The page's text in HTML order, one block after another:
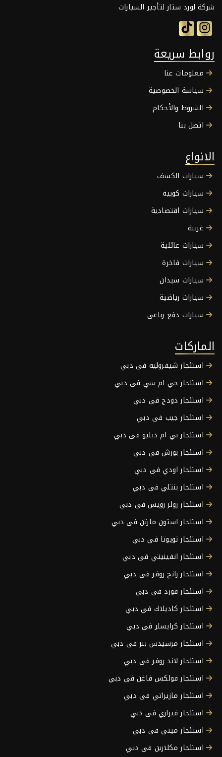
شركة لورد ستار لتأجير السيارات
روابط سريعة
معلومات عنا
سياسة الخصوصية
الشروط والأحكام
اتصل بنا
الانواع
سيارات الكشف
سيارات كوبيه
سيارات اقتصادية
غريبة
سيارات عائلية
سيارات فاخرة
سيارات سيدان
سيارات رياضية
سيارات دفع رباعى
الماركات
استئجار شيفروليه فى دبي
استئجار جي ام سي فى دبي
استئجار دودج فى دبي
استئجار جيب فى دبي
استئجار بي ام دبليو فى دبي
استئجار بورش فى دبي
استئجار اودي فى دبي
استئجار بنتلي فى دبي
استئجار رولز رويس فى دبي
استئجار استون مارتن فى دبي
استئجار تويوتا فى دبي
استئجار انفينيتي فى دبي
استئجار رانج روفر فى دبي
استئجار فورد فى دبي
استئجار كاديلاك فى دبي
استئجار كرايسلر فى دبي
استئجار مرسيدس بنز فى دبي
استئجار لاند روفر فى دبي
استئجار فولكس فاغن فى دبي
استئجار مازيراتي فى دبي
استئجار فيراري فى دبي
استئجار ميني فى دبي
استئجار مكلارين فى دبي